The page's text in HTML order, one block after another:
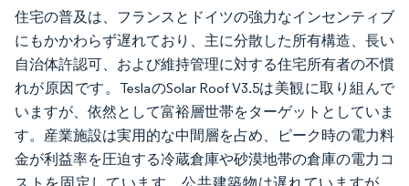
住宅の普及は、フランスとドイツの強力なインセンティブ
にもかかわらず遅れており、主に分散した所有構造、長い
自治体許認可、および維持管理に対する住宅所有者の不慣
れが原因です。TeslaのSolar Roof V3.5は美観に取り組んで
いますが、依然として富裕層世帯をターゲットとしていま
す。産業施設は実用的な中間層を占め、ピーク時の電力料
金が利益率を圧迫する冷蔵倉庫や砂漠地帯の倉庫の電力コ